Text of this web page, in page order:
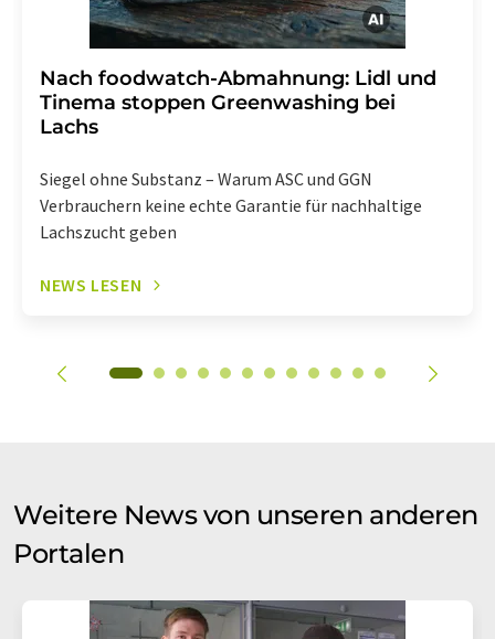
Nach foodwatch-Abmahnung: Lidl und
Tinema stoppen Greenwashing bei
Lachs
Siegel ohne Substanz – Warum ASC und GGN
Verbrauchern keine echte Garantie für nachhaltige
Lachszucht geben
NEWS LESEN
Weitere News von unseren anderen
Portalen